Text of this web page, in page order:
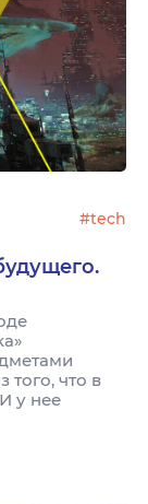
#tech
того, что в
у нее